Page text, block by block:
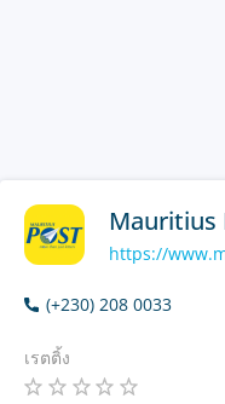
Mauritius
https://
(+230) 208 0033
เรตติ้ง